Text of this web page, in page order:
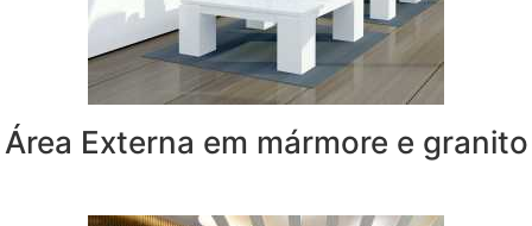
Área Externa em mármore e granito